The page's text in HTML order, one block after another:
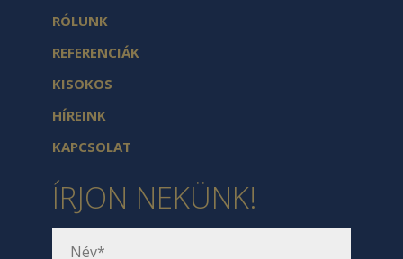
RÓLUNK
REFERENCIÁK
KISOKOS
HÍREINK
KAPCSOLAT
ÍRJON NEKÜNK!